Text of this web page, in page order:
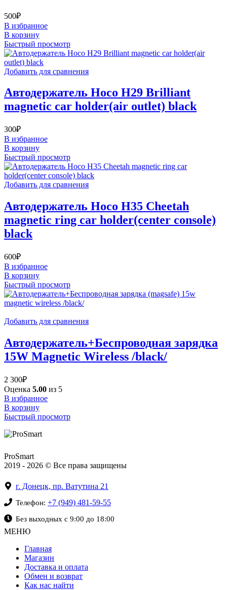
500₽
В избранное
В корзину
Быстрый просмотр
Добавить для сравнения
Автодержатель Hoco H29 Brilliant
magnetic car holder(air outlet) black
300₽
В избранное
В корзину
Быстрый просмотр
Добавить для сравнения
Автодержатель Hoco H35 Cheetah
magnetic ring car holder(center console)
black
600₽
В избранное
В корзину
Быстрый просмотр
Добавить для сравнения
Автодержатель+Беспроводная зарядка
15W Magnetic Wireless /black/
2 300₽
Оценка 5.00 из 5
В избранное
В корзину
Быстрый просмотр
ProSmart
2019 - 2026 © Все права защищены
г. Донецк, пр. Ватутина 21
Телефон: +7 (949) 481-59-55
Без выходных с 9:00 до 18:00
МЕНЮ
Главная
Магазин
Доставка и оплата
Обмен и возврат
Как нас найти